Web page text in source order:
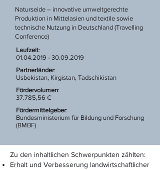
Naturseide – innovative umweltgerechte
Produktion in Mittelasien und textile sowie
technische Nutzung in Deutschland (Travelling
Conference)
Laufzeit:
01.04.2019 - 30.09.2019
Partnerländer:
Usbekistan, Kirgistan, Tadschikistan
Fördervolumen:
37.785,56 €
Fördermittelgeber:
Bundesministerium für Bildung und Forschung
(BMBF)
Zu den inhaltlichen Schwerpunkten zählten:
Erhalt und Verbesserung landwirtschaftlicher